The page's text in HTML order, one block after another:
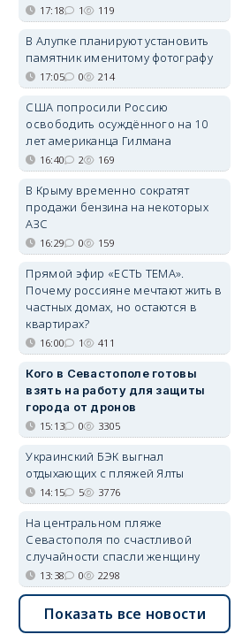
17:18 1 119
В Алупке планируют установить
памятник именитому фотографу
17:05 0 214
США попросили Россию
освободить осуждённого на 10
лет американца Гилмана
16:40 2 169
В Крыму временно сократят
продажи бензина на некоторых
АЗС
16:29 0 159
Прямой эфир «ЕСТЬ ТЕМА».
Почему россияне мечтают жить в
частных домах, но остаются в
квартирах?
16:00 1 411
Кого в Севастополе готовы
взять на работу для защиты
города от дронов
15:13 0 3305
Украинский БЭК выгнал
отдыхающих с пляжей Ялты
14:15 5 3776
На центральном пляже
Севастополя по счастливой
случайности спасли женщину
13:38 0 2298
Показать все новости